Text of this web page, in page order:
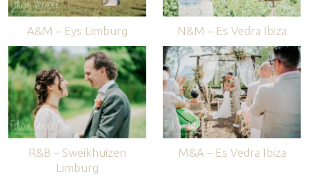
A&M – Eys Limburg N&M – Es Vedra Ibiza
R&B – Sweikhuizen
Limburg
M&A – Es Vedra Ibiza